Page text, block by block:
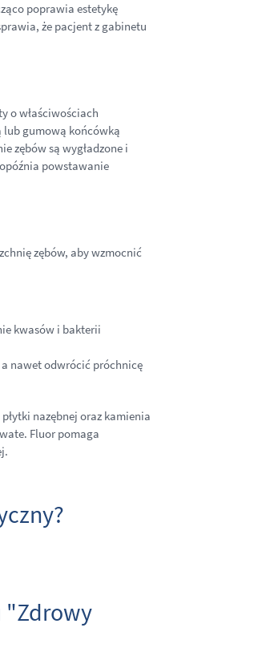
poprawia estetykę
że pacjent z gabinetu
o właściwościach
lub gumową końcówką
zębów są wygładzone i
powstawanie
zębów, aby wzmocnić
kwasów i bakterii
nawet odwrócić próchnicę
nazębnej oraz kamienia
Fluor pomaga
"Zdrowy